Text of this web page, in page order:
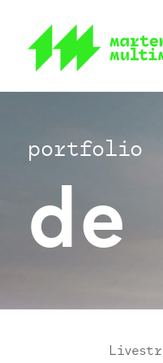
portfolio